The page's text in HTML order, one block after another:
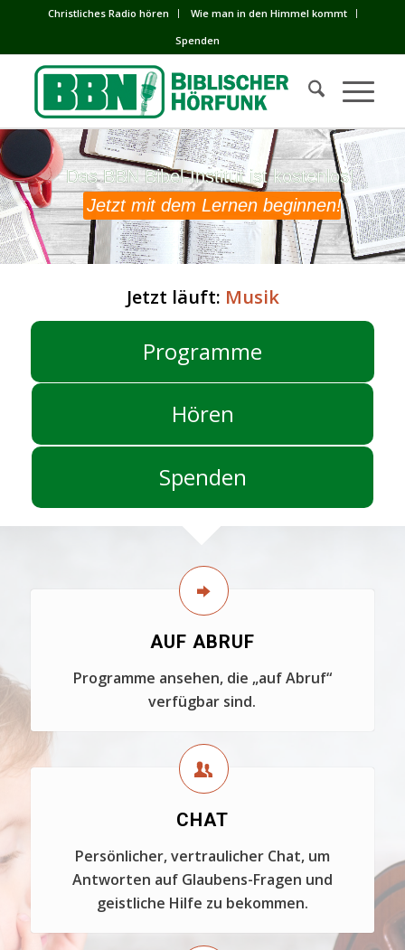
Сhristliches Radio hören
Wie man in den Himmel kommt
Spenden
Das BBN Bibel-Institut ist kostenlos!
Das BBN Bibel-Institut ist kostenlos!
Jetzt mit dem Lernen beginnen!
Jetzt läuft: Musik
Programme
Hören
Spenden
AUF ABRUF
Programme ansehen, die „auf Abruf“
verfügbar sind.
CHAT
Persönlicher, vertraulicher Chat, um
Antworten auf Glaubens-Fragen und
geistliche Hilfe zu bekommen.